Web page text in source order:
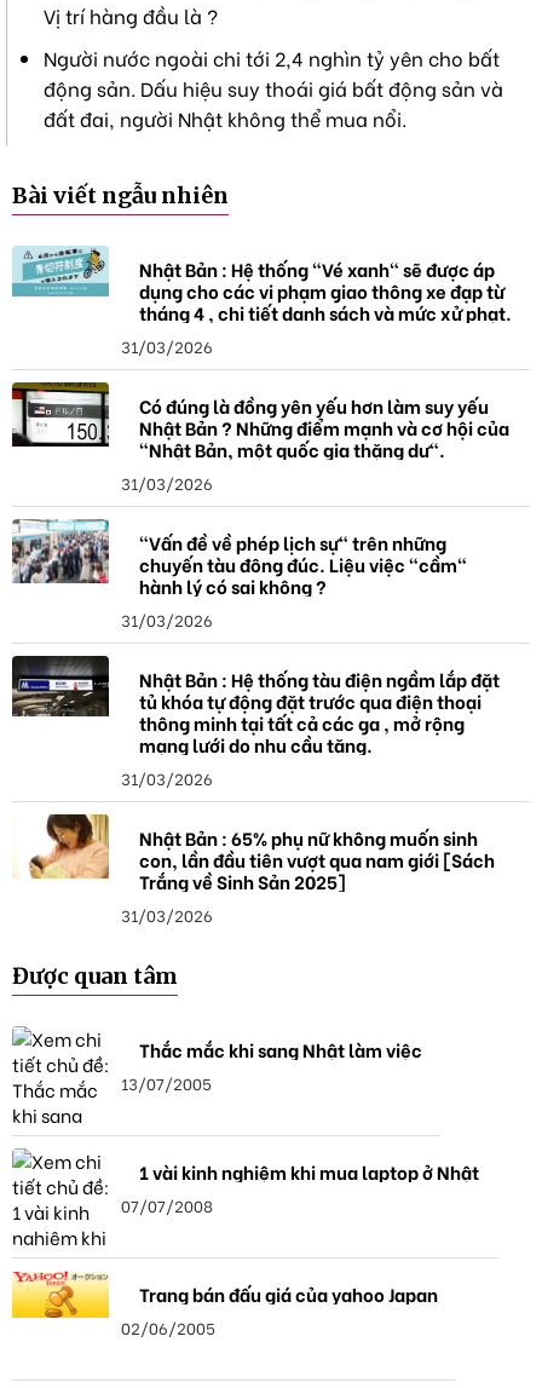
Vị trí hàng đầu là ?
Người nước ngoài chi tới 2,4 nghìn tỷ yên cho bất
động sản. Dấu hiệu suy thoái giá bất động sản và
đất đai, người Nhật không thể mua nổi.
Bài viết ngẫu nhiên
Nhật Bản : Hệ thống "Vé xanh" sẽ được áp
dụng cho các vi phạm giao thông xe đạp từ
tháng 4 , chi tiết danh sách và mức xử phạt.
31/03/2026
Có đúng là đồng yên yếu hơn làm suy yếu
Nhật Bản ? Những điểm mạnh và cơ hội của
"Nhật Bản, một quốc gia thặng dư".
31/03/2026
"Vấn đề về phép lịch sự" trên những
chuyến tàu đông đúc. Liệu việc "cầm"
hành lý có sai không ?
31/03/2026
Nhật Bản : Hệ thống tàu điện ngầm lắp đặt
tủ khóa tự động đặt trước qua điện thoại
thông minh tại tất cả các ga , mở rộng
mạng lưới do nhu cầu tăng.
31/03/2026
Nhật Bản : 65% phụ nữ không muốn sinh
con, lần đầu tiên vượt qua nam giới [Sách
Trắng về Sinh Sản 2025]
31/03/2026
Được quan tâm
Thắc mắc khi sang Nhật làm việc
13/07/2005
1 vài kinh nghiệm khi mua laptop ở Nhật
07/07/2008
Trang bán đấu giá của yahoo Japan
02/06/2005